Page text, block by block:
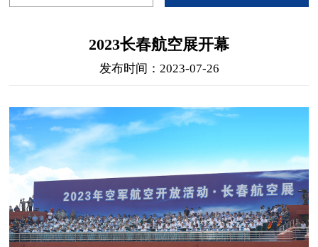
2023长春航空展开幕
发布时间：2023-07-26